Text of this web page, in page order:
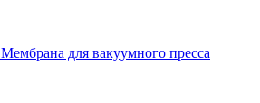
Мембрана для вакуумного пресса